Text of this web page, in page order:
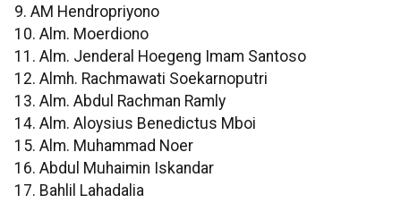
9. AM Hendropriyono
10. Alm. Moerdiono
11. Alm. Jenderal Hoegeng Imam Santoso
12. Almh. Rachmawati Soekarnoputri
13. Alm. Abdul Rachman Ramly
14. Alm. Aloysius Benedictus Mboi
15. Alm. Muhammad Noer
16. Abdul Muhaimin Iskandar
17. Bahlil Lahadalia